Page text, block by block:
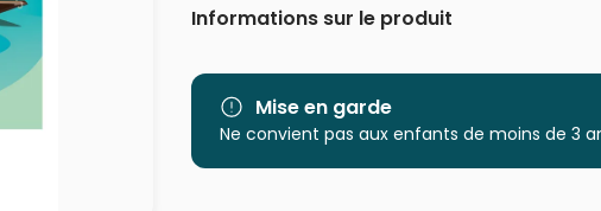
Informations sur le produit
Catégorie
Age
Puzzle
pièces)
Mise en garde
Ne convient pas aux enfants de moins de 3